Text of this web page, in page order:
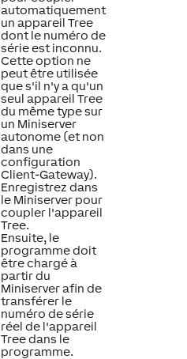
automatiquement
un appareil Tree
dont le numéro de
série est inconnu.
Cette option ne
peut être utilisée
que s'il n'y a qu'un
seul appareil Tree
du même type sur
un Miniserver
autonome (et non
dans une
configuration
Client-Gateway).
Enregistrez dans
le Miniserver pour
coupler l'appareil
Tree.
Ensuite, le
programme doit
être chargé à
partir du
Miniserver afin de
transférer le
numéro de série
réel de l'appareil
Tree dans le
programme.